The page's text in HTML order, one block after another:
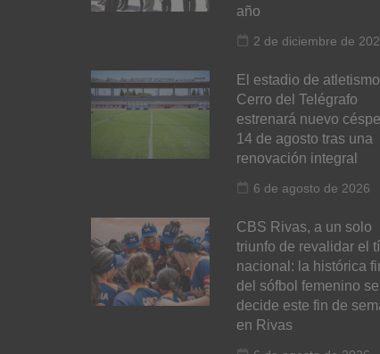
año
2 de diciembre de
El estadio de atletismo
Cerro del Telégrafo
estrenará nuevo
14 de agosto tras una
renovación integral
6 de agosto de 2026
CBS Rivas, a un solo
triunfo de revalidar el
nacional: la histórica
del sófbol femenino se
decide este fin de
en Rivas